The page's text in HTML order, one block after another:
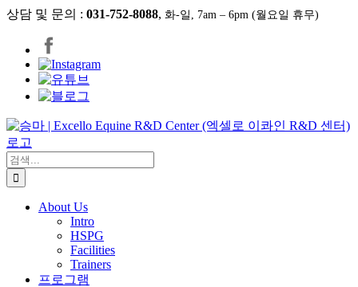
콘
기
상담 및 문의 : 031-752-8088, 화-일, 7am – 6pm (월요일 휴무)
검
색:
About Us
Intro
HSPG
Facilities
Trainers
프로그램